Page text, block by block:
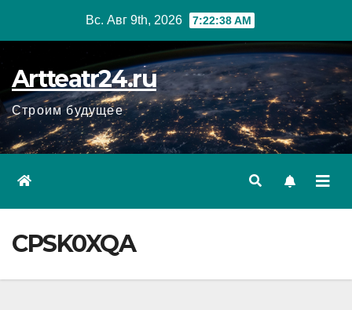
Вс. Авг 9th, 2026 7:22:39 AM
Artteatr24.ru
Строим будущее
CPSK0XQA